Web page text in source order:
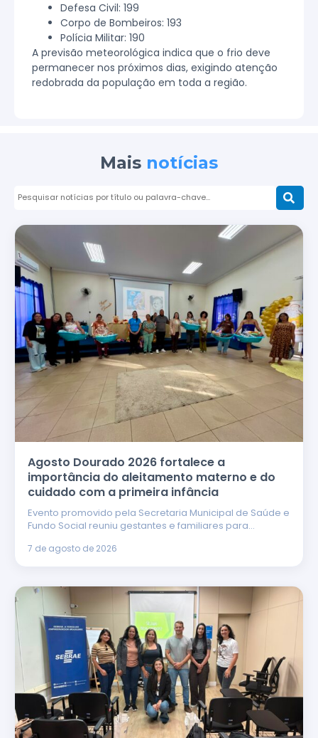
Defesa Civil: 199
Corpo de Bombeiros: 193
Polícia Militar: 190
A previsão meteorológica indica que o frio deve
permanecer nos próximos dias, exigindo atenção
redobrada da população em toda a região.
Mais notícias
Agosto Dourado 2026 fortalece a
importância do aleitamento materno e do
cuidado com a primeira infância
Evento promovido pela Secretaria Municipal de Saúde e
Fundo Social reuniu gestantes e familiares para…
7 de agosto de 2026